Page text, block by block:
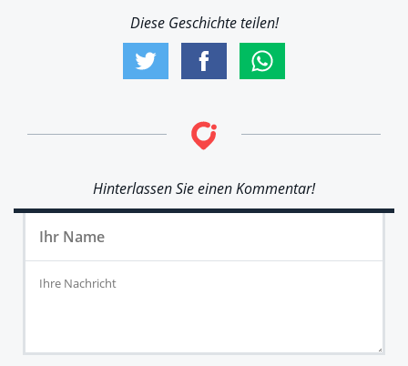
Diese Geschichte teilen!
Hinterlassen Sie einen Kommentar!